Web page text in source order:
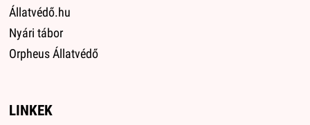
Állatvédő.hu
Nyári tábor
Orpheus Állatvédő
LINKEK